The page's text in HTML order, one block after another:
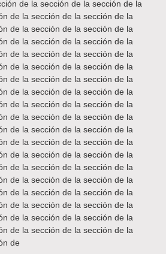
de la sección de la sección de la
de la sección de la sección de la
de la sección de la sección de la
de la sección de la sección de la
de la sección de la sección de la
de la sección de la sección de la
de la sección de la sección de la
de la sección de la sección de la
de la sección de la sección de la
de la sección de la sección de la
de la sección de la sección de la
de la sección de la sección de la
de la sección de la sección de la
de la sección de la sección de la
de la sección de la sección de la
de la sección de la sección de la
de la sección de la sección de la
de la sección de la sección de la
de la sección de la sección de la
de